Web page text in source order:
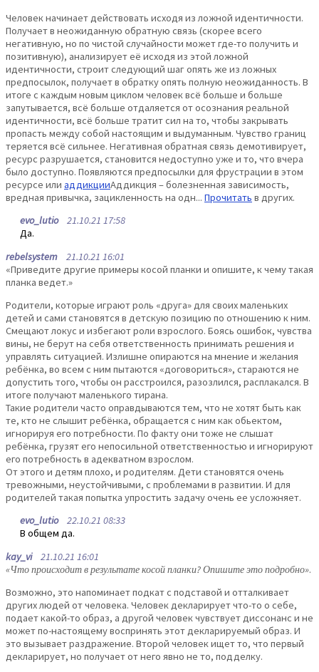
Человек начинает действовать исходя из ложной идентичности.
Получает в неожиданную обратную связь (скорее всего
негативную, но по чистой случайности может где-то получить и
позитивную), анализирует её исходя из этой ложной
идентичности, строит следующий шаг опять же из ложных
предпосылок, получает в обратку опять полную неожиданность. В
итоге с каждым новым циклом человек всё больше и больше
запутывается, всё больше отдаляется от осознания реальной
идентичности, всё больше тратит сил на то, чтобы закрывать
пропасть между собой настоящим и выдуманным. Чувство границ
теряется всё сильнее. Негативная обратная связь демотивирует,
ресурс разрушается, становится недоступно уже и то, что вчера
было доступно. Появляются предпосылки для фрустрации в этом
ресурсе или аддикцииАддикция – болезненная зависимость,
вредная привычка, зацикленность на одн... Прочитать в других.
evo_lutio21.10.21 17:58
Да.
rebelsystem 21.10.21 16:01
«Приведите другие примеры косой планки и опишите, к чему такая
планка ведет.»
Родители, которые играют роль «друга» для своих маленьких
детей и сами становятся в детскую позицию по отношению к ним.
Смещают локус и избегают роли взрослого. Боясь ошибок, чувства
вины, не берут на себя ответственность принимать решения и
управлять ситуацией. Излишне опираются на мнение и желания
ребёнка, во всем с ним пытаются «договориться», стараются не
допустить того, чтобы он расстроился, разозлился, расплакался. В
итоге получают маленького тирана.
Такие родители часто оправдываются тем, что не хотят быть как
те, кто не слышит ребёнка, обращается с ним как обьектом,
игнорируя его потребности. По факту они тоже не слышат
ребёнка, грузят его непосильной ответственностью и игнорируют
его потребность в адекватном взрослом.
От этого и детям плохо, и родителям. Дети становятся очень
тревожными, неустойчивыми, с проблемами в развитии. И для
родителей такая попытка упростить задачу очень ее усложняет.
evo_lutio22.10.21 08:33
В общем да.
kay_vi21.10.21 16:01
«Что происходит в результате косой планки? Опишите это подробно».
Возможно, это напоминает подкат с подставой и отталкивает
других людей от человека. Человек декларирует что-то о себе,
подает какой-то образ, а другой человек чувствует диссонанс и не
может по-настоящему воспринять этот декларируемый образ. И
это вызывает раздражение. Второй человек ищет то, что первый
декларирует, но получает от него явно не то, подделку.